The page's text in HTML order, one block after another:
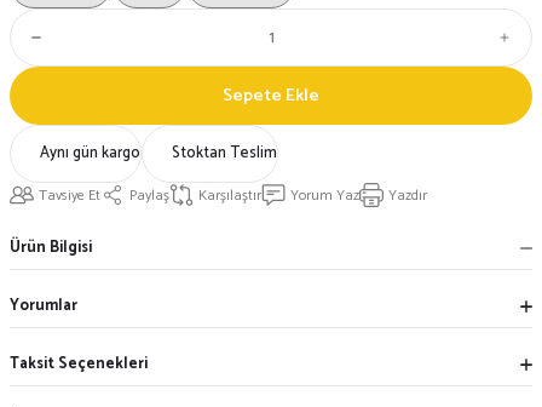
Sepete Ekle
Aynı gün kargo Stoktan Teslim
Tavsiye Et Paylaş Karşılaştır Yorum Yaz Yazdır
Ürün Bilgisi
Yorumlar
Taksit Seçenekleri